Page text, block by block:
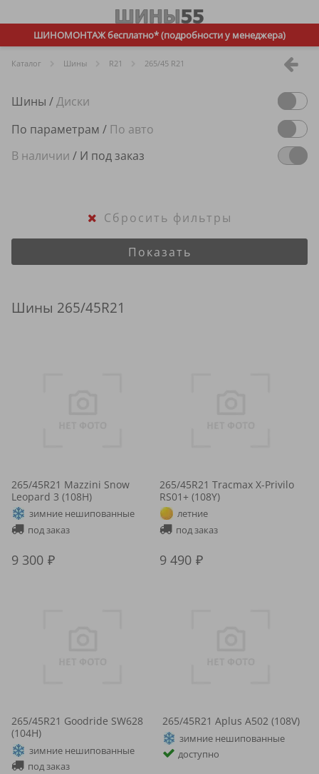
ШИНОМОНТАЖ бесплатно* (подробности у менеджера)
Каталог Шины R21 265/45 R21
Шины /Диски
По параметрам / По авто
В наличии / И под заказ
Показать
Сбросить фильтры
Шины 265/45R21
265/45R21 Mazzini Snow
Leopard 3 (108H)
зимние нешипованные
под заказ
9 300
265/45R21 Tracmax X-Privilo
RS01+ (108Y)
летние
под заказ
9 490
265/45R21 Goodride SW628
(104H)
зимние нешипованные
под заказ
265/45R21 Aplus A502 (108V)
зимние нешипованные
доступно